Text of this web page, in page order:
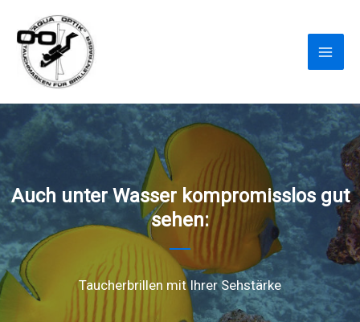
Inhalt
springen
Auch unter Wasser kompromisslos gut
sehen:
Taucherbrillen mit Ihrer Sehstärke